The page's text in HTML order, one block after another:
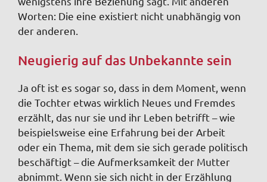
Worten: Die eine existiert nicht unabhängig von
der anderen.
Neugierig auf das Unbekannte sein
Ja oft ist es sogar so, dass in dem Moment, wenn
die Tochter etwas wirklich Neues und Fremdes
erzählt, das nur sie und ihr Leben betrifft – wie
beispielsweise eine Erfahrung bei der Arbeit
oder ein Thema, mit dem sie sich gerade politisch
beschäftigt – die Aufmerksamkeit der Mutter
abnimmt. Wenn sie sich nicht in der Erzählung